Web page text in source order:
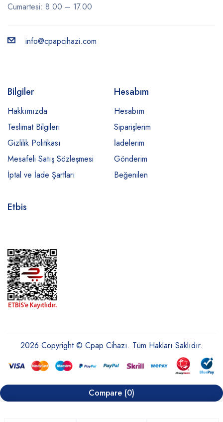
Cumartesi: 8.00 – 17.00
info@cpapcihazi.com
Bilgiler
Hakkımızda
Teslimat Bilgileri
Gizlilik Politikası
Mesafeli Satış Sözleşmesi
İptal ve İade Şartları
Hesabım
Hesabım
Siparişlerim
İadelerim
Gönderim
Beğenilen
Etbis
2026 Copyright © Cpap Cihazı. Tüm Hakları Saklıdır.
Compare (0)